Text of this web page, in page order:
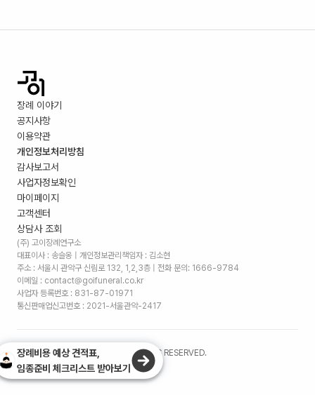
장례 이야기
공지사항
이용약관
개인정보처리방침
감사보고서
사업자정보확인
마이페이지
고객센터
상담사 조회
(주) 고이장례연구소
대표이사 : 송슬옹 | 개인정보관리책임자 : 김소현
주소 : 서울시 관악구 신림로 132, 1,2,3층 | 전화 문의: 1666-9784
이메일 : contact@goifuneral.co.kr
사업자 등록번호 : 831-87-01971
통신판매업신고번호 : 2021-서울관악-2417
©2026. (주)고이장례연구소 ALL RIGHTS RESERVED.
장례비용 예상 견적표,
임종준비 체크리스트 받아보기